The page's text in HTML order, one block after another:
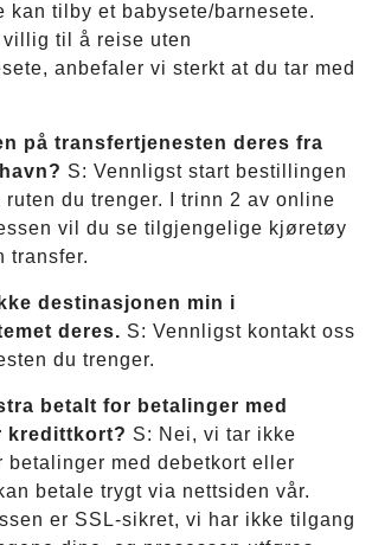
kan tilby et babysete/barnesete.
til å reise uten
anbefaler vi sterkt at du tar med
på transfertjenesten deres fra
S: Vennligst start bestillingen
du trenger. I trinn 2 av online
vil du se tilgjengelige kjøretøy
transfer.
destinasjonen min i
deres. S: Vennligst kontakt oss
du trenger.
betalt for betalinger med
kredittkort? S: Nei, vi tar ikke
betalinger med debetkort eller
betale trygt via nettsiden vår.
er SSL-sikret, vi har ikke tilgang